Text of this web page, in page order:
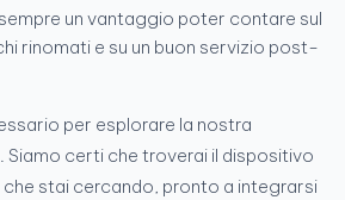
un vantaggio poter contare sul
rinomati e su un buon servizio post-
per esplorare la nostra
. Siamo certi che troverai il dispositivo
stai cercando, pronto a integrarsi